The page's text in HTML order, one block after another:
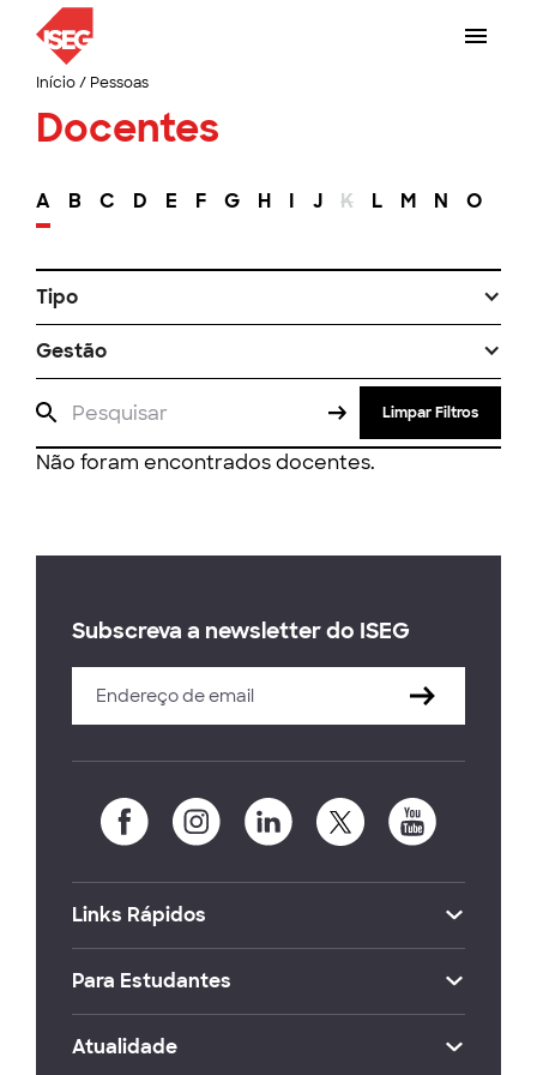
Início/ Pessoas
Docentes
A B C D E F G H I J K L M N O
Tipo
Gestão
Limpar Filtros
Não foram encontrados docentes.
Subscreva a newsletter do ISEG
Links Rápidos
Para Estudantes
Atualidade